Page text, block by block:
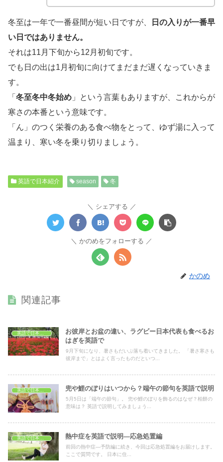
冬至は一年で一番昼間が短い日ですが、
日の入りが一番早
い日ではありません。
それは11月下旬から12月初旬です。
でも日の出は1月初旬に向けてまだまだ遅くなっていきま
す。
「 冬至冬中冬始め 」という言葉もありますが、これからが
寒さの本番という意味です。
「ん」のつく栄養のある食べ物をとって、ゆず湯に入って
温まり、寒い冬を乗り切りましょう。
英語で日本紹介 season 冬
シェアする
かのめをフォローする
かのめ
関連記事
お彼岸とお盆の違い、ラグビー日本代表も食べるお
はぎを英語で
9月下旬になり、暑さもだいぶ落ち着いてきました。 「暑さ寒さも
彼岸まで」とはよく言ったものだといつ...
兜や鯉のぼりはいつから？端午の節句を英語で説明
5月5日は「端午の節句」。 兜や鯉のぼりを飾るのはなぜ？柏餅の
意味は？ 英語で説明してみましょう...
熱中症を英語で説明―応急処置編
前回の熱中症―予防編に続き、今回は応急処置編をお届けします。
ここで質問です。 日本に住...